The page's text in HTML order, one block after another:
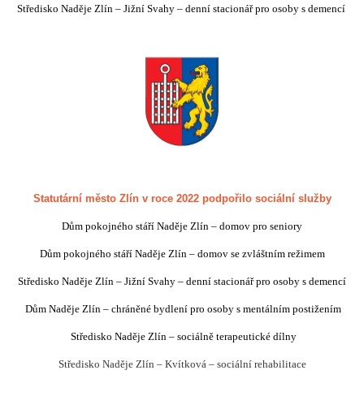
Středisko Naděje Zlín – Jižní Svahy – denní stacionář pro osoby s demencí
Statutární město Zlín v roce 2022 podpořilo sociální služby
Dům pokojného stáří Naděje Zlín – domov pro seniory
Dům pokojného stáří Naděje Zlín – domov se zvláštním režimem
Středisko Naděje Zlín – Jižní Svahy – denní stacionář pro osoby s demencí
Dům Naděje Zlín – chráněné bydlení pro osoby s mentálním postižením
Středisko Naděje Zlín – sociálně terapeutické dílny
Středisko Naděje Zlín – Kvítková – sociální rehabilitace